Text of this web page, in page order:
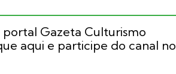
portal Gazeta Culturismo
aqui e participe do canal no